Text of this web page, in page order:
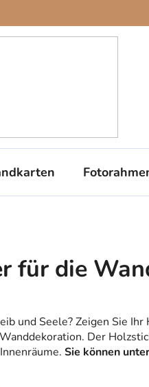
für die
und Seele? Zeigen Sie
Der
Sie können